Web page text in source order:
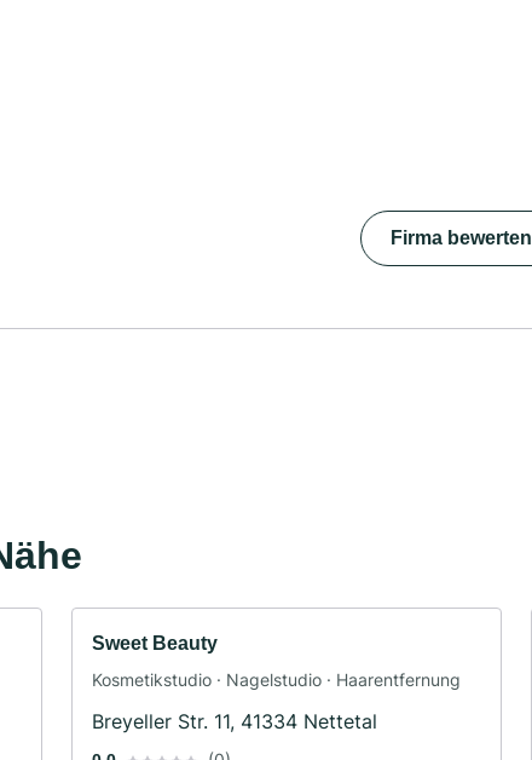
Firma bewerten
Sweet Beauty
Kosmetikstudio · Nagelstudio · Haarentfernung
Breyeller Str. 11, 41334 Nettetal